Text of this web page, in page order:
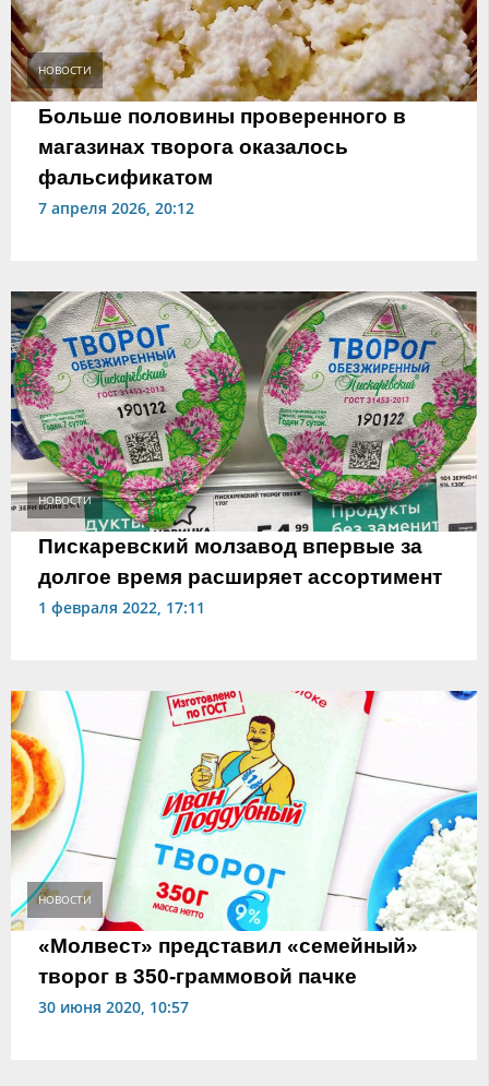
НОВОСТИ
Больше половины проверенного в
магазинах творога оказалось
фальсификатом
7 апреля 2026, 20:12
НОВОСТИ
Пискаревский молзавод впервые за
долгое время расширяет ассортимент
1 февраля 2022, 17:11
НОВОСТИ
«Молвест» представил «семейный»
творог в 350-граммовой пачке
30 июня 2020, 10:57